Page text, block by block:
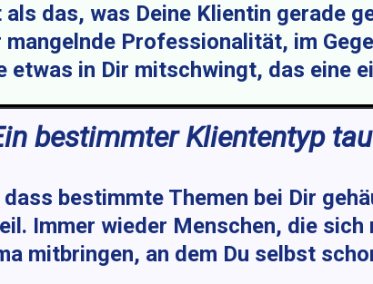
das, was Deine Klientin gerade
Professionalität, im
etwas in Dir mitschwingt, das eine
bestimmter Kliententyp
bestimmte Themen bei Dir
Immer wieder Menschen, die
mitbringen, an dem Du selbst